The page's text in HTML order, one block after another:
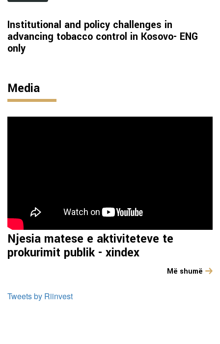
Institutional and policy challenges in
advancing tobacco control in Kosovo- ENG
only
Media
Njesia matese e aktiviteteve te
prokurimit publik - xindex
Më shumë
Tweets by Riinvest